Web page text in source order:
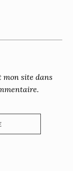
site dans